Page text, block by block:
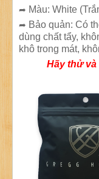
➦ Màu: White
➦ Bảo quản: Có
dùng chất tẩy,
khô trong mát,
Hãy thử